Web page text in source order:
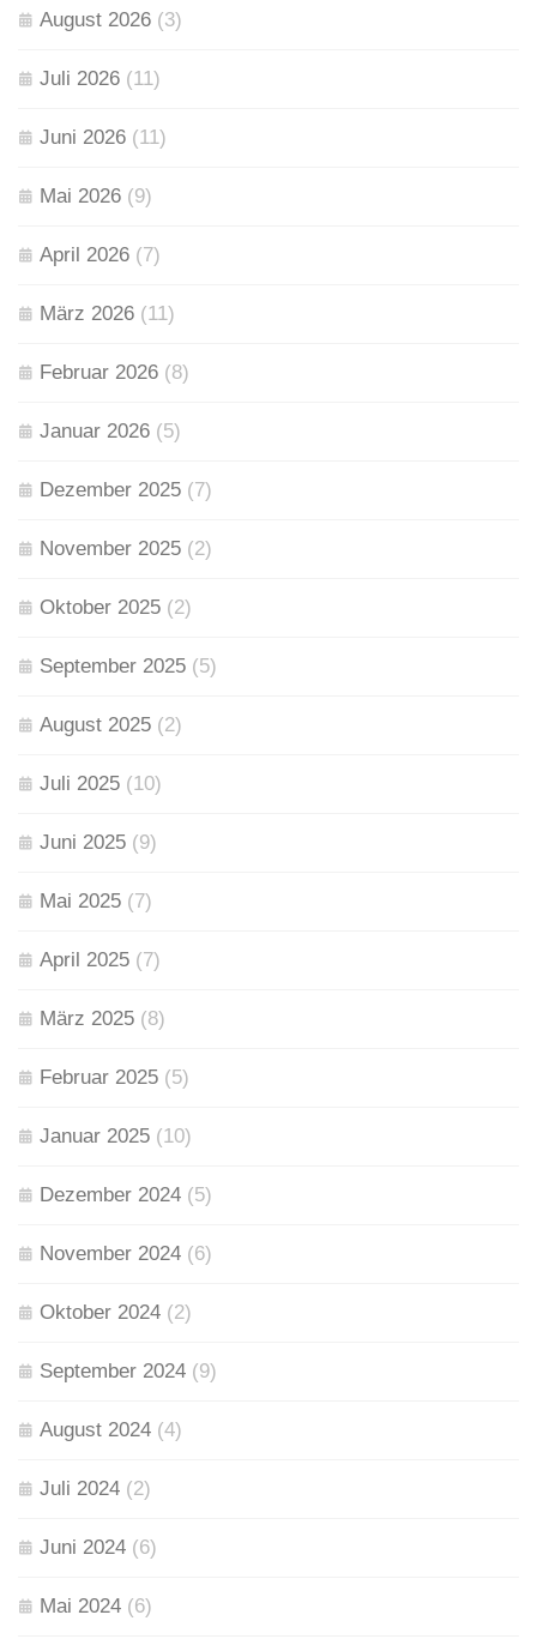
August 2026 (3)
Juli 2026 (11)
Juni 2026 (11)
Mai 2026 (9)
April 2026 (7)
März 2026 (11)
Februar 2026 (8)
Januar 2026 (5)
Dezember 2025 (7)
November 2025 (2)
Oktober 2025 (2)
September 2025 (5)
August 2025 (2)
Juli 2025 (10)
Juni 2025 (9)
Mai 2025 (7)
April 2025 (7)
März 2025 (8)
Februar 2025 (5)
Januar 2025 (10)
Dezember 2024 (5)
November 2024 (6)
Oktober 2024 (2)
September 2024 (9)
August 2024 (4)
Juli 2024 (2)
Juni 2024 (6)
Mai 2024 (6)